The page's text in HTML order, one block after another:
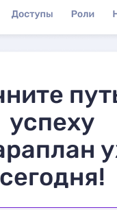
успеху
сегодня!